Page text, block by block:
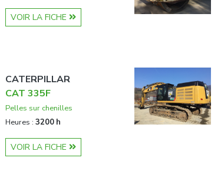
VOIR LA FICHE
CATERPILLAR
CAT 335F
Pelles sur chenilles
Heures : 3200 h
VOIR LA FICHE